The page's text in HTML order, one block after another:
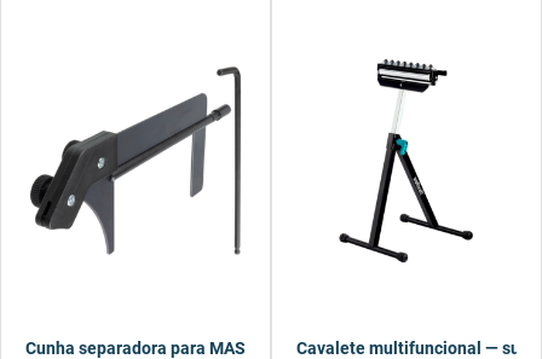
Cunha separadora para MASTER cut 2200 / 2500 / 2600
Cavalete multifuncional —